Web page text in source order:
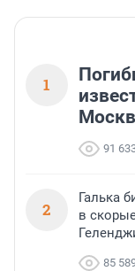
1
91
2
Галька
в
85